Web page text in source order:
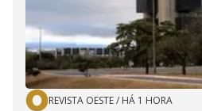
REVISTA OESTE/ HÁ 1 HORA